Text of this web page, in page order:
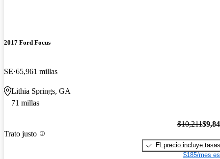
2017 Ford Focus
SE 65,961 millas
Lithia Springs, GA
71 millas
Trato justo
$10,211
El precio incluye tasas
$185/mes